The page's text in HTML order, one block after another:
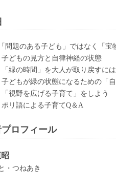
題のある子ども」ではなく「宝
どもの見方と自律神経の状態
緑の時間」を大人が取り戻すには
どもが緑の状態になるための「
視野を広げる子育て」をしよう
リ語による子育てQ＆A
ロフィール
・つねあき